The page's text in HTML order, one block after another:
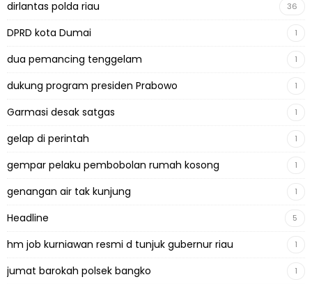
dirlantas polda riau 36
DPRD kota Dumai 1
dua pemancing tenggelam 1
dukung program presiden Prabowo 1
Garmasi desak satgas 1
gelap di perintah 1
gempar pelaku pembobolan rumah kosong 1
genangan air tak kunjung 1
Headline 5
hm job kurniawan resmi d tunjuk gubernur riau 1
jumat barokah polsek bangko 1